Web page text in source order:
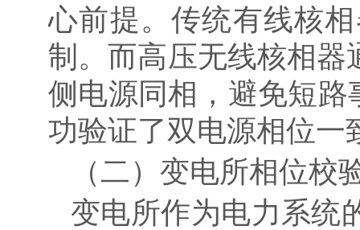
心前提。传统有线核
制。而高压无线核相器
侧电源同相，避免短
功验证了双电源相位一
（二）变电所相位校
变电所作为电力系统